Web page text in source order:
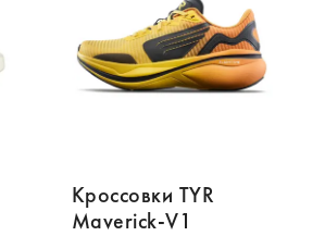
Кроссовки TYR
Maverick-V1